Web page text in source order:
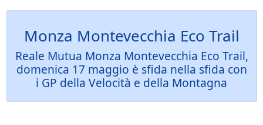
Monza Montevecchia Eco Trail
Reale Mutua Monza Montevecchia Eco Trail,
domenica 17 maggio è sfida nella sfida con
i GP della Velocità e della Montagna